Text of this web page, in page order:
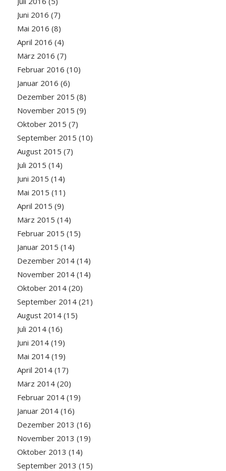
Juni 2016 (7)
Mai 2016 (8)
April 2016 (4)
März 2016 (7)
Februar 2016 (10)
Januar 2016 (6)
Dezember 2015 (8)
November 2015 (9)
Oktober 2015 (7)
September 2015 (10)
August 2015 (7)
Juli 2015 (14)
Juni 2015 (14)
Mai 2015 (11)
April 2015 (9)
März 2015 (14)
Februar 2015 (15)
Januar 2015 (14)
Dezember 2014(14)
November 2014(14)
Oktober 2014(20)
September 2014(21)
August 2014(15)
Juli 2014(16)
Juni 2014(19)
Mai 2014(19)
April 2014(17)
März 2014(20)
Februar 2014(19)
Januar 2014(16)
Dezember 2013 (16)
November 2013 (19)
Oktober 2013 (14)
September 2013 (15)